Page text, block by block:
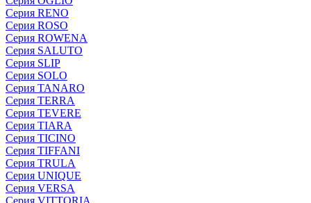
Серия RENO
Серия ROSO
Серия ROWENA
Серия SALUTO
Серия SLIP
Серия SOLO
Серия TANARO
Серия TERRA
Серия TEVERE
Серия TIARA
Серия TICINO
Серия TIFFANI
Серия TRULA
Серия UNIQUE
Серия VERSA
Серия VITTORIA